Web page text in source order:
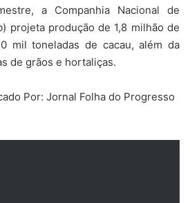
a Companhia Nacional de
projeta produção de 1,8 milhão de
mil toneladas de cacau, além da
de grãos e hortaliças.
Por: Jornal Folha do Progresso